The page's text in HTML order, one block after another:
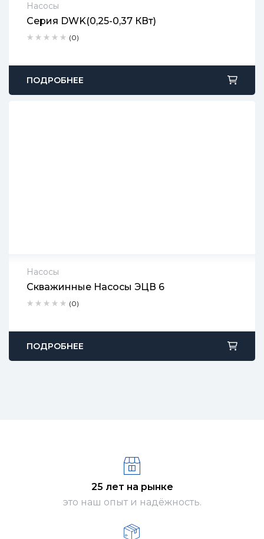
Насосы
Серия DWK(0,25-0,37 КВт)
(0)
2 года гарантии
Срок доставки: 1-2 рабочих дня
ПОДРОБНЕЕ
Насосы
Скважинные Насосы ЭЦВ 6
(0)
2 года гарантии
Срок доставки: 1-2 рабочих дня
ПОДРОБНЕЕ
25 лет на рынке
это наш опыт и надёжность.